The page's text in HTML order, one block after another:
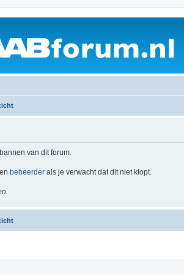
van dit forum.
beheerder als je verwacht dat dit niet klopt.